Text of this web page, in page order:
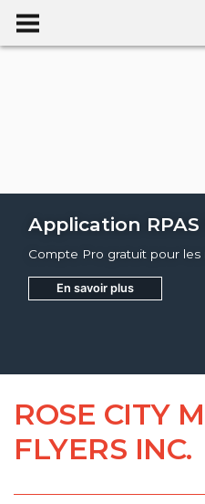
Application RPAS
Compte Pro gratuit pour les
En savoir plus
ROSE CITY
FLYERS INC.